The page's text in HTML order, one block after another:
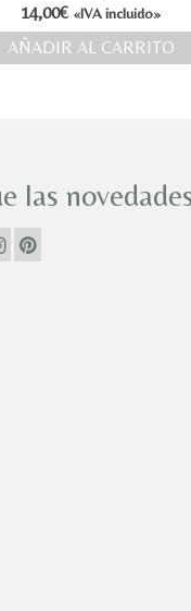
14,00€ «IVA incluido»
AÑADIR AL CARRITO
las